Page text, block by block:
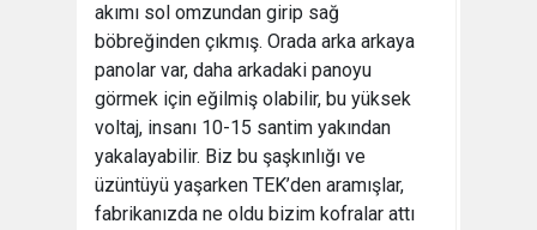
akımı sol omzundan girip sağ
böbreğinden çıkmış. Orada arka arkaya
panolar var, daha arkadaki panoyu
görmek için eğilmiş olabilir, bu yüksek
voltaj, insanı 10-15 santim yakından
yakalayabilir. Biz bu şaşkınlığı ve
üzüntüyü yaşarken TEK’den aramışlar,
fabrikanızda ne oldu bizim kofralar attı